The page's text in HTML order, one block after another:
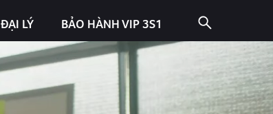
ĐẠI LÝ BẢO HÀNH VIP 3S1